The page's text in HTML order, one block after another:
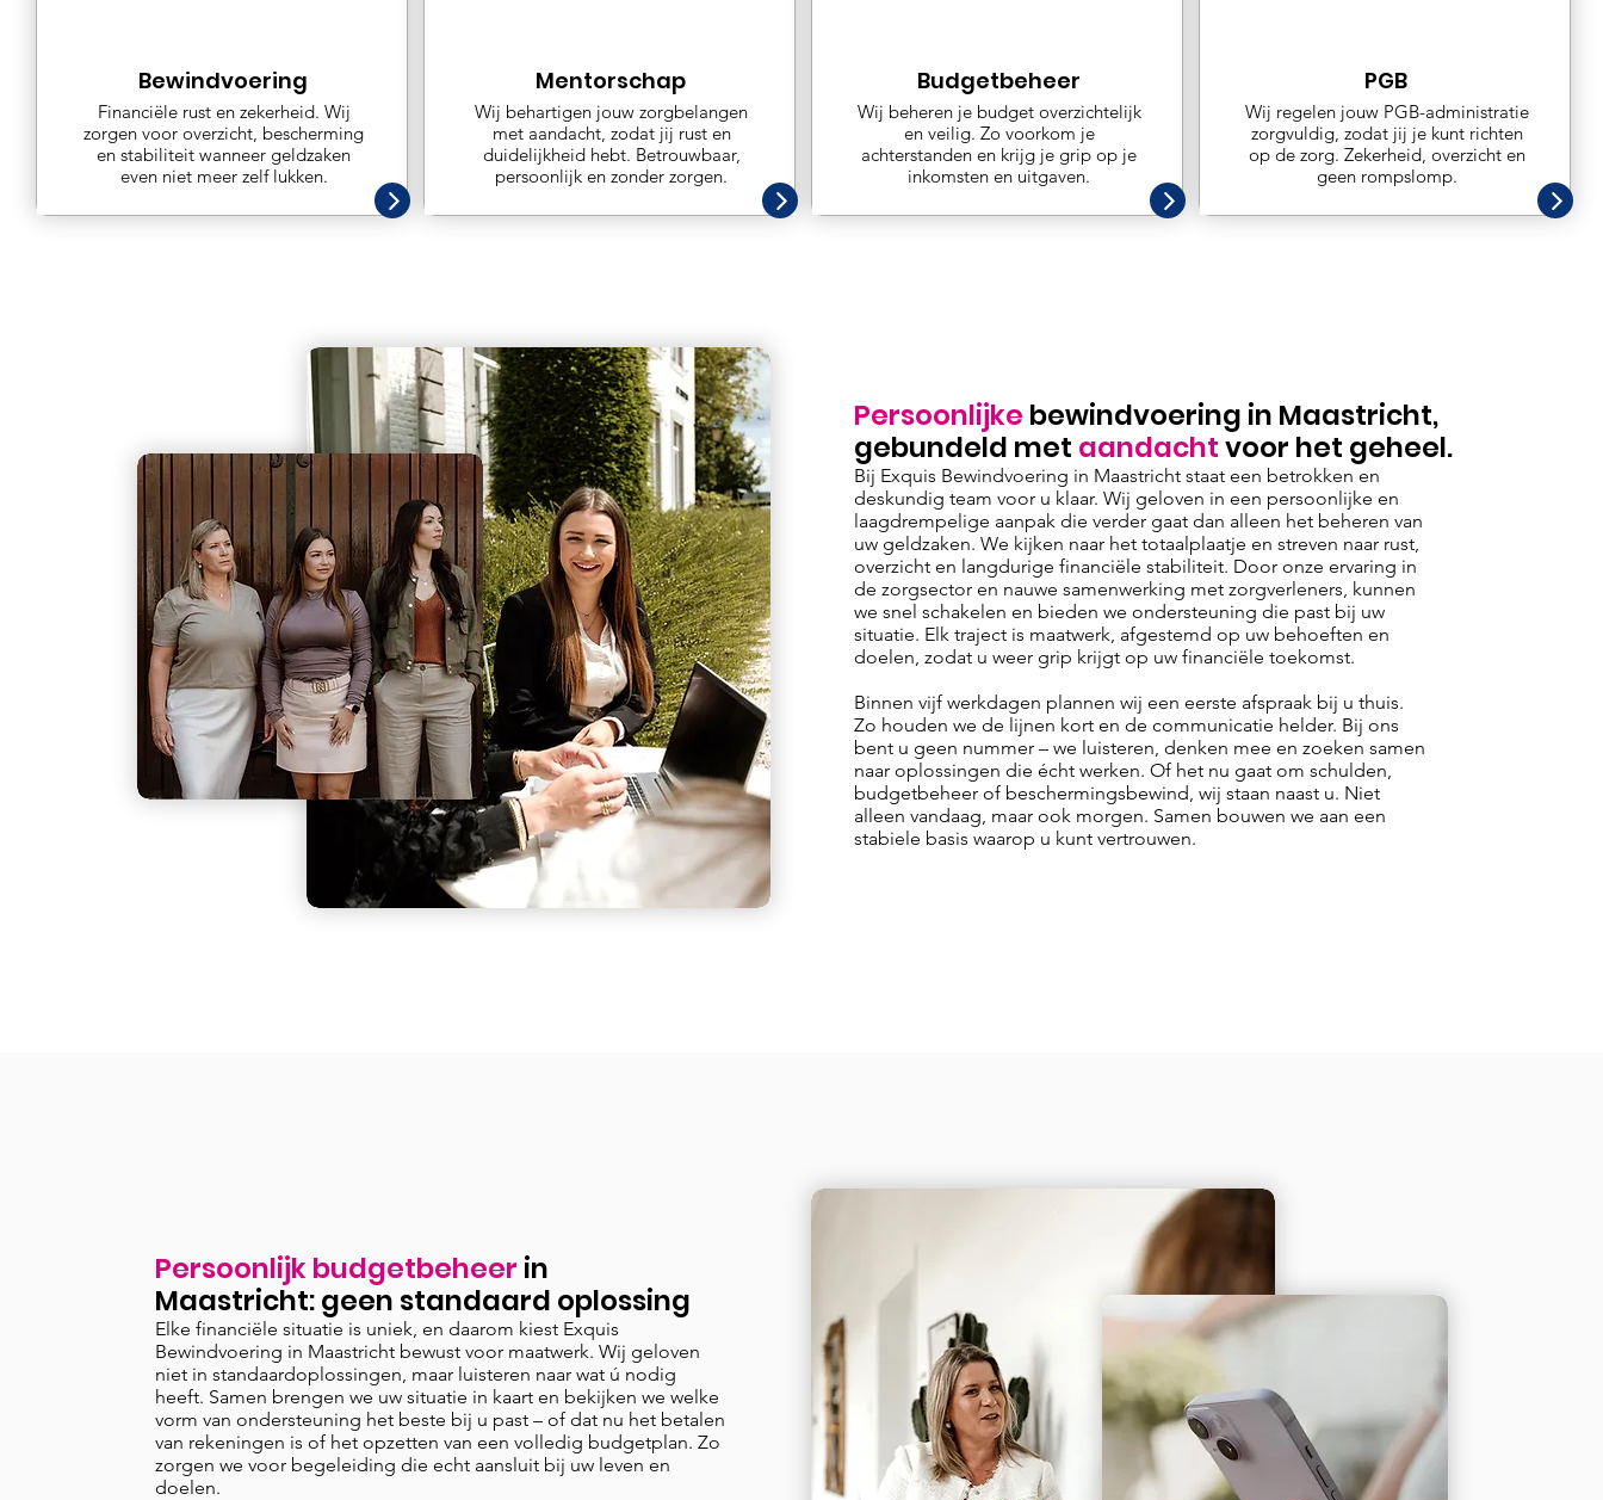
Bewindvoering
Financiële rust en zekerheid. Wij
zorgen voor overzicht, bescherming
en stabiliteit wanneer geldzaken
even niet meer zelf lukken.
Mentorschap
Wij behartigen jouw zorgbelangen
met aandacht, zodat jij rust en
duidelijkheid hebt. Betrouwbaar,
persoonlijk en zonder zorgen.
Budgetbeheer
Wij beheren je budget overzichtelijk
en veilig. Zo voorkom je
achterstanden en krijg je grip op je
inkomsten en uitgaven.
PGB
Wij regelen jouw PGB-administratie
zorgvuldig, zodat jij je kunt richten
op de zorg. Zekerheid, overzicht en
geen rompslomp.
Persoonlijke bewindvoering in Maastricht,
gebundeld met aandachtvoor het geheel.
Bij Exquis Bewindvoering in Maastricht staat een betrokken en
deskundig team voor u klaar. Wij geloven in een persoonlijke en
laagdrempelige aanpak die verder gaat dan alleen het beheren van
uw geldzaken. We kijken naar het totaalplaatje en streven naar rust,
overzicht en langdurige financiële stabiliteit. Door onze ervaring in
de zorgsector en nauwe samenwerking met zorgverleners, kunnen
we snel schakelen en bieden we ondersteuning die past bij uw
situatie. Elk traject is maatwerk, afgestemd op uw behoeften en
doelen, zodat u weer grip krijgt op uw financiële toekomst.
Binnen vijf werkdagen plannen wij een eerste afspraak bij u thuis.
Zo houden we de lijnen kort en de communicatie helder. Bij ons
bent u geen nummer – we luisteren, denken mee en zoeken samen
naar oplossingen die écht werken. Of het nu gaat om schulden,
budgetbeheer of beschermingsbewind, wij staan naast u. Niet
alleen vandaag, maar ook morgen. Samen bouwen we aan een
stabiele basis waarop u kunt vertrouwen.
Persoonlijk budgetbeheer in
Maastricht: geen standaard oplossing
Elke financiële situatie is uniek, en daarom kiest Exquis
Bewindvoering in Maastricht bewust voor maatwerk. Wij geloven
niet in standaardoplossingen, maar luisteren naar wat ú nodig
heeft. Samen brengen we uw situatie in kaart en bekijken we welke
vorm van ondersteuning het beste bij u past – of dat nu het betalen
van rekeningen is of het opzetten van een volledig budgetplan. Zo
zorgen we voor begeleiding die echt aansluit bij uw leven en
doelen.